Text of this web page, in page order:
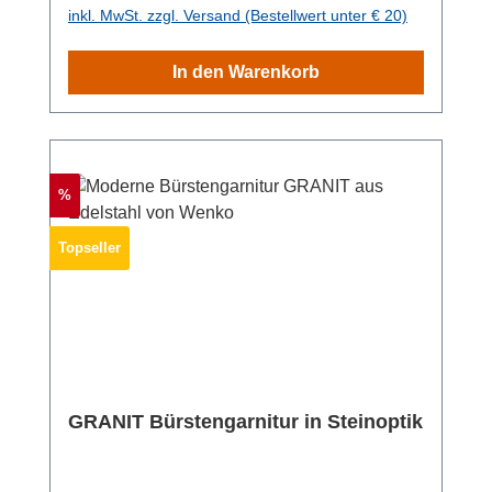
Duschtücher oder Kleidungsstücke. Material:
EdelstahlMaße: 43,5 x 86,5 x 20 cm Gewicht:
inkl. MwSt. zzgl. Versand (Bestellwert unter € 20)
In den Warenkorb
Rabatt
%
Topseller
GRANIT Bürstengarnitur in Steinoptik